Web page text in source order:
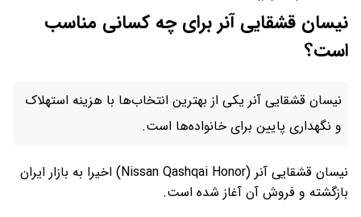
نیسان قشقایی آنر برای چه کسانی مناسب
است؟
نیسان قشقایی آنر یکی از بهترین انتخاب‌ها با هزینه استهلاک
و نگهداری پایین برای خانواده‌ها است.
نیسان قشقایی آنر (Nissan Qashqai Honor) اخیرا به بازار ایران
بازگشته و فروش آن آغاز شده است.